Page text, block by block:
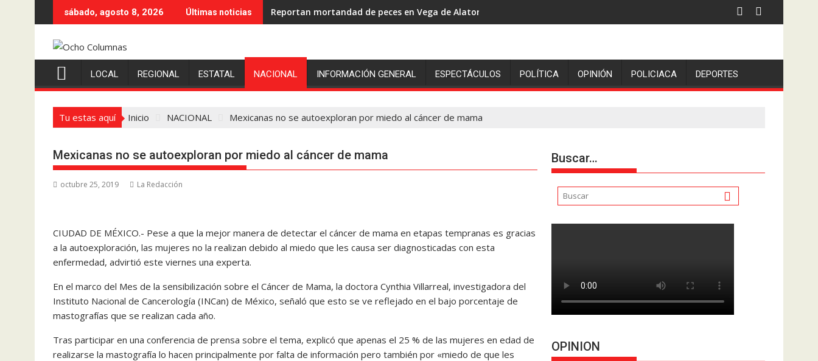
al
sábado, agosto 8, 2026 Últimas noticias Reportan mortandad de peces en Vega de Alatorre: pescadores piden escolleras para evitar nuevos casos
LOCAL REGIONAL ESTATAL NACIONAL INFORMACIÓN GENERAL ESPECTÁCULOS POLÍTICA OPINIÓN POLICIACA DEPORTES
Tu estas aquí Inicio NACIONAL Mexicanas no se autoexploran por miedo al cáncer de mama
Mexicanas no se autoexploran por miedo al cáncer de mama
octubre 25, 2019 La Redacción
CIUDAD DE MÉXICO.- Pese a que la mejor manera de detectar el cáncer de mama en etapas tempranas es gracias
a la autoexploración, las mujeres no la realizan debido al miedo que les causa ser diagnosticadas con esta
enfermedad, advirtió este viernes una experta.
En el marco del Mes de la sensibilización sobre el Cáncer de Mama, la doctora Cynthia Villarreal, investigadora del
Instituto Nacional de Cancerología (INCan) de México, señaló que esto se ve reflejado en el bajo porcentaje de
mastografías que se realizan cada año.
Tras participar en una conferencia de prensa sobre el tema, explicó que apenas el 25 % de las mujeres en edad de
realizarse la mastografía lo hacen principalmente por falta de información pero también por «miedo de que les
Buscar…
OPINION